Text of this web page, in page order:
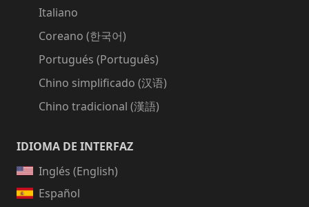
Italiano
Coreano (한국어)
Portugués (Português)
Chino simplificado (汉语)
Chino tradicional (漢語)
IDIOMA DE INTERFAZ
Inglés (English)
Español